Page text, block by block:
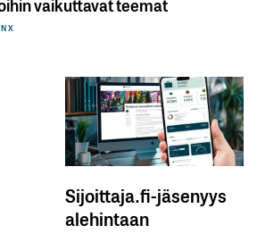
X
Sijoittaja.fi-jäsenyys
alehintaan